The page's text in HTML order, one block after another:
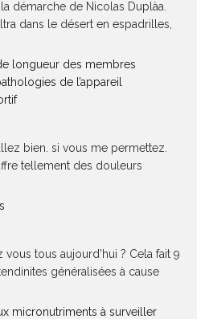
démarche de Nicolas Duplàa.
dans le désert en espadrilles,
longueur des membres
de l’appareil
bien. si vous me permettez.
tellement des douleurs
vous tous aujourd'hui ? Cela fait 9
généralisées à cause
micronutriments à surveiller